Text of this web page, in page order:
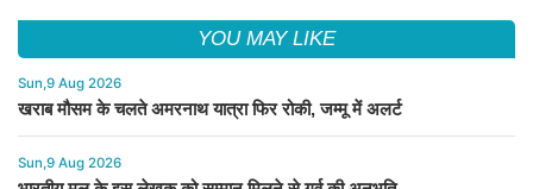
YOU MAY LIKE
Sun,9 Aug 2026
खराब मौसम के चलते अमरनाथ यात्रा फिर रोकी, जम्मू में अलर्ट
Sun,9 Aug 2026